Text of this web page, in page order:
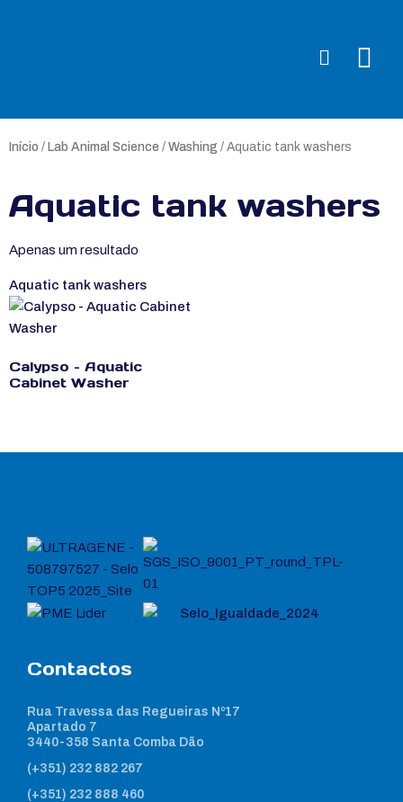
Início / Lab Animal Science / Washing / Aquatic tank washers
Aquatic tank washers
Apenas um resultado
Aquatic tank washers
Calypso – Aquatic
Cabinet Washer
Contactos
Rua Travessa das Regueiras Nº17
Apartado 7
3440-358 Santa Comba Dão
(+351) 232 882 267
(+351) 232 888 460